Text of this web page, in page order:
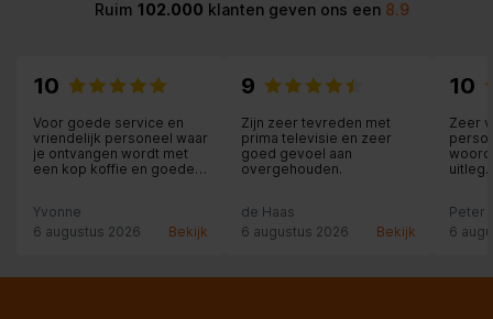
Ruim 102.000 klanten geven ons een8.9
10
Voor goede service en
vriendelijk personeel waar
je ontvangen wordt met
een kop koffie en goede
Yvonne
6 augustus 2026
Bekijk
9
Zijn zeer tevreden met
prima televisie en zeer
goed gevoel aan
overgehouden.
de Haas
6 augustus 2026
Bekijk
10
Zeer
woord
uitleg.
is
deze
Peter
6